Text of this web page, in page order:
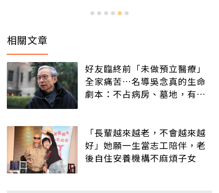
相關文章
好友臨終前「未做預立醫療」
全家痛苦…名導吳念真的生命
劇本：不占病房、墓地，有人
「長輩越來越老，不會越來越
好」她願一生當志工陪伴，老
後自住安養機構不麻煩子女